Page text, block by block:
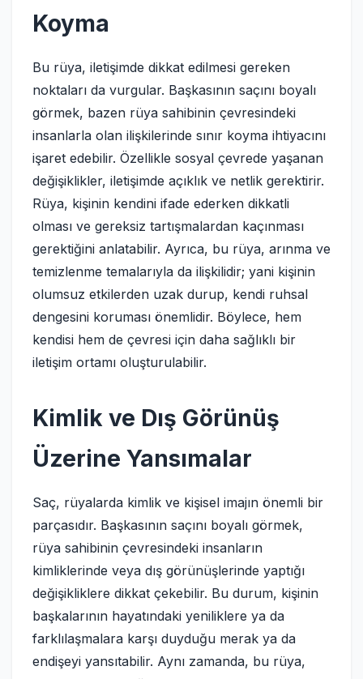
Koyma
Bu rüya, iletişimde dikkat edilmesi gereken
noktaları da vurgular. Başkasının saçını boyalı
görmek, bazen rüya sahibinin çevresindeki
insanlarla olan ilişkilerinde sınır koyma ihtiyacını
işaret edebilir. Özellikle sosyal çevrede yaşanan
değişiklikler, iletişimde açıklık ve netlik gerektirir.
Rüya, kişinin kendini ifade ederken dikkatli
olması ve gereksiz tartışmalardan kaçınması
gerektiğini anlatabilir. Ayrıca, bu rüya, arınma ve
temizlenme temalarıyla da ilişkilidir; yani kişinin
olumsuz etkilerden uzak durup, kendi ruhsal
dengesini koruması önemlidir. Böylece, hem
kendisi hem de çevresi için daha sağlıklı bir
iletişim ortamı oluşturulabilir.
Kimlik ve Dış Görünüş
Üzerine Yansımalar
Saç, rüyalarda kimlik ve kişisel imajın önemli bir
parçasıdır. Başkasının saçını boyalı görmek,
rüya sahibinin çevresindeki insanların
kimliklerinde veya dış görünüşlerinde yaptığı
değişikliklere dikkat çekebilir. Bu durum, kişinin
başkalarının hayatındaki yeniliklere ya da
farklılaşmalara karşı duyduğu merak ya da
endişeyi yansıtabilir. Aynı zamanda, bu rüya,